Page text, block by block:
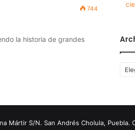
744
la historia de grandes
S/N. San Andrés Cholula, Puebla.